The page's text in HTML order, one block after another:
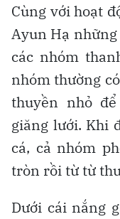
Cùng với hoạt
Ayun Hạ
các nhóm
nhóm thường
thuyền nhỏ
giăng lưới. Khi
cá, cả nhóm
tròn rồi từ từ
Dưới cái nắng